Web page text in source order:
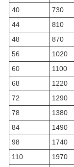
40
730
44
810
48
870
56
1020
60
1100
68
1220
72
1290
78
1380
84
1490
98
1740
110
1970